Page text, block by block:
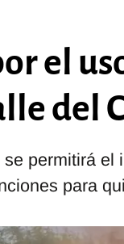
el
del
permitirá
para